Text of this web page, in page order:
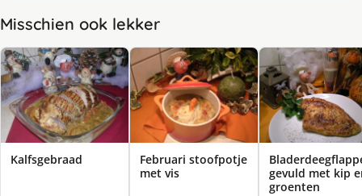
Misschien ook lekker
Kalfsgebraad
Februari stoofpotje
met vis
gevuld met kip
groenten